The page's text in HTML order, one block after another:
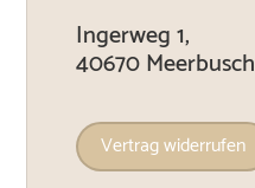
Ingerweg 1,
40670 Meerbusch
Vertrag widerrufen